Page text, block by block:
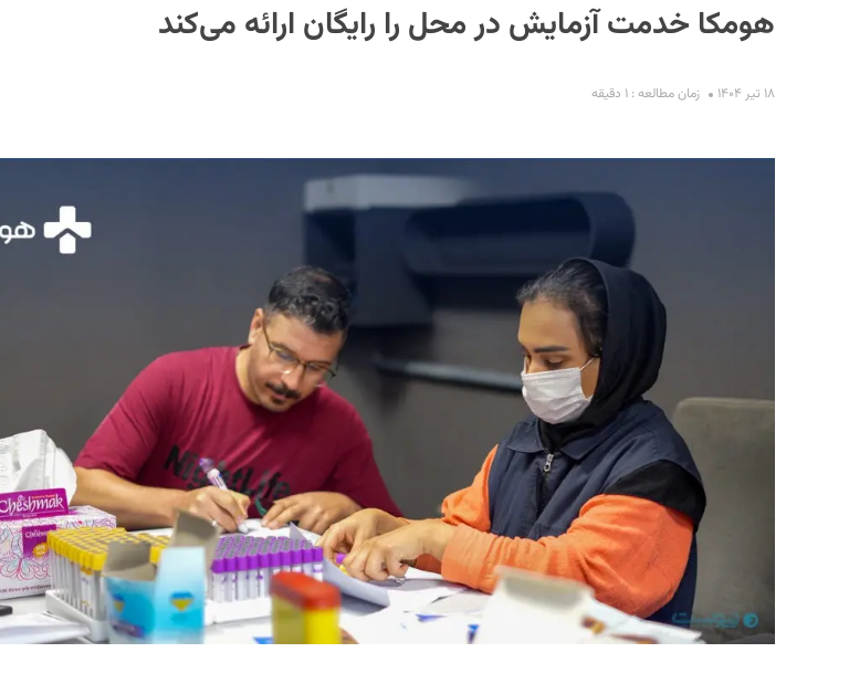
هومکا خدمت آزمایش در محل را رایگان ارائه می‌کند
۱۸ تیر ۱۴۰۴ زمان مطالعه : ۱ دقیقه